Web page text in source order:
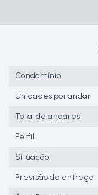
Condomínio
Unidades por andar
Total de andares
Perfil
Situação
Previsão de entrega